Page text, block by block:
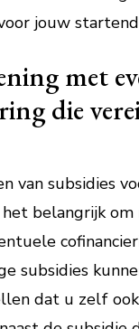
jouw
met
die
van subsidies
belangrijk
subsidies
dat u zelf